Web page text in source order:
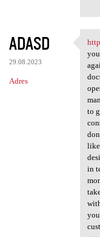
ADASD
29.08.2023
Adres
to
like
in